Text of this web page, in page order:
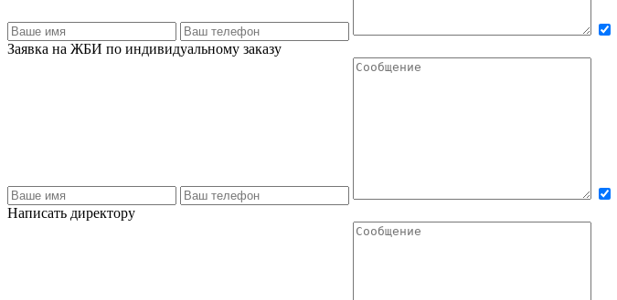
Заявка на ЖБИ по индивидуальному заказу
Написать директору